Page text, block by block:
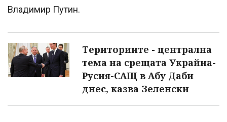
Владимир Путин.
Териториите - централна
тема на срещата Украйна-
Русия-САЩ в Абу Даби
днес, казва Зеленски